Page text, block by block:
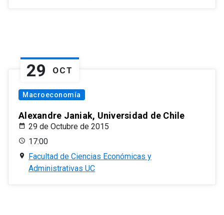
29 OCT
Macroeconomía
Alexandre Janiak, Universidad de Chile
29 de Octubre de 2015
17:00
Facultad de Ciencias Económicas y
Administrativas UC